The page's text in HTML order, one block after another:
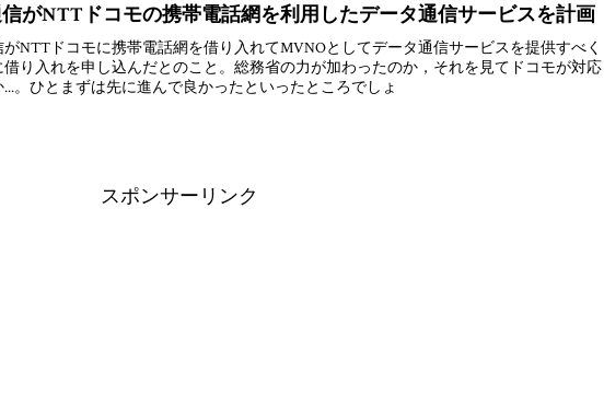
信がNTTドコモの携帯電話網を利用したデータ通信サービスを計画
がNTTドコモに携帯電話網を借り入れてMVNOとしてデータ通信サービスを提供すべく
借り入れを申し込んだとのこと。総務省の力が加わったのか，それを見てドコモが対応
...。ひとまずは先に進んで良かったといったところでしょ
スポンサーリンク